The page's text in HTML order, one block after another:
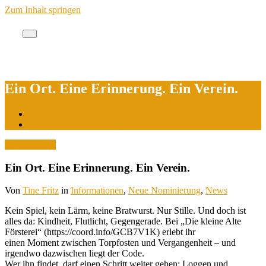
Zum Inhalt springen
Cache des Jahres Berlin
Ein Ort. Eine Erinnerung. Ein Verein.
Ein Ort. Eine Erinnerung. Ein Verein.
Von Tine Fritz in Informationen, Neue Nominierung, News
Kein Spiel, kein Lärm, keine Bratwurst. Nur Stille. Und doch ist
alles da: Kindheit, Flutlicht, Gegengerade. Bei „Die kleine Alte
Försterei“ (https://coord.info/GCB7V1K) erlebt ihr
einen Moment zwischen Torpfosten und Vergangenheit – und
irgendwo dazwischen liegt der Code.